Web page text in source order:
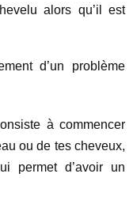
alors qu’il est
d’un problème
à commencer
ou de tes cheveux,
permet d’avoir un